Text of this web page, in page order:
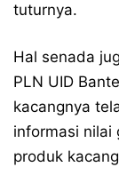
tuturnya.
Hal senada
PLN UID
kacangnya
informasi nilai
produk